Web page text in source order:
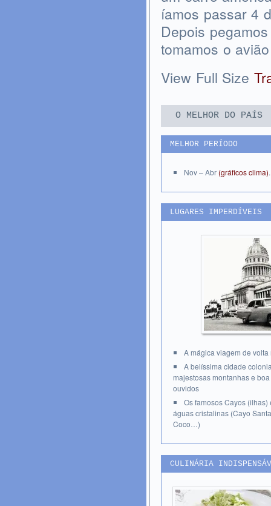
íamos passar 4
Depois
tomamos o
View Full Size
O MELHOR DO PAÍS
MELHOR PERÍODO
Nov – Abr (gráficos clima).
LUGARES IMPERDÍVEIS
A mágica viagem de
A belíssima cidade
majestosas montanhas e
ouvidos
Os famosos Cayos
águas cristalinas (Cayo
Coco…)
CULINÁRIA